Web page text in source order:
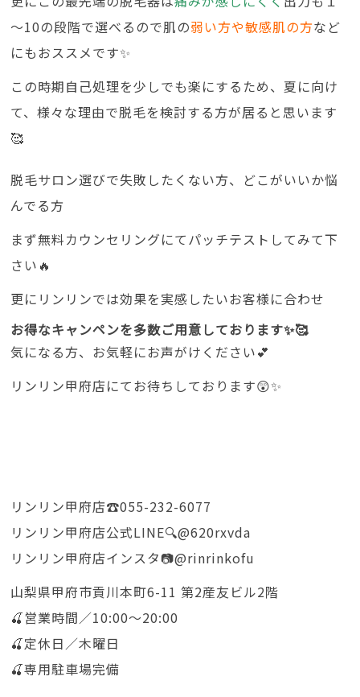
～10の段階で選べるので肌の弱い方や敏感肌の方など
にもおススメです✨
この時期自己処理を少しでも楽にするため、夏に向け
て、様々な理由で脱毛を検討する方が居ると思います
🥰
脱毛サロン選びで失敗したくない方、どこがいいか悩
んでる方
まず無料カウンセリングにてパッチテストしてみて下
さい🔥
更にリンリンでは効果を実感したいお客様に合わせ
お得なキャンペンを多数ご用意しております✨🥰
気になる方、お気軽にお声がけください💕
リンリン甲府店にてお待ちしております😲✨
リンリン甲府店☎️055-232-6077
リンリン甲府店公式LINE🔍@620rxvda
リンリン甲府店インスタ📷@rinrinkofu
山梨県甲府市貢川本町6-11 第2産友ビル2階
🍒営業時間／10:00〜20:00
🍒定休日／木曜日
🍒専用駐車場完備